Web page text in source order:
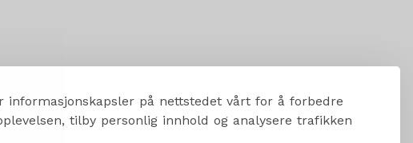
informasjonskapsler på nettstedet vårt for å forbedre
tilby personlig innhold og analysere trafikken